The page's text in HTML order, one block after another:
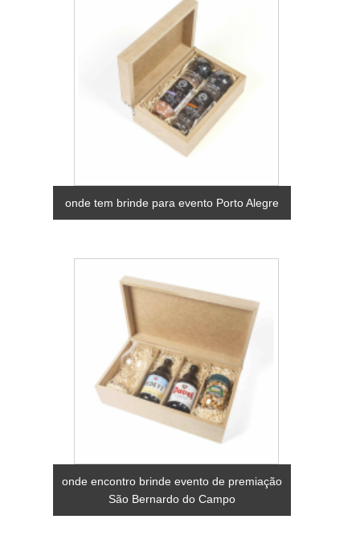
onde tem brinde para evento Porto Alegre
onde encontro brinde evento de premiação
São Bernardo do Campo